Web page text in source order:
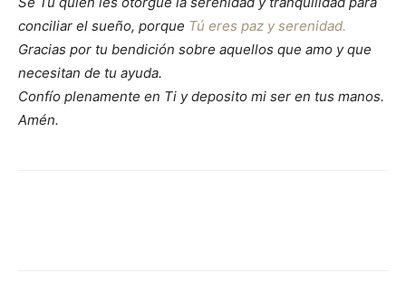
conciliar el sueño, porque Tú eres paz y serenidad.
Gracias por tu bendición sobre aquellos que amo y que
necesitan de tu ayuda.
Confío plenamente en Ti y deposito mi ser en tus manos.
Amén.